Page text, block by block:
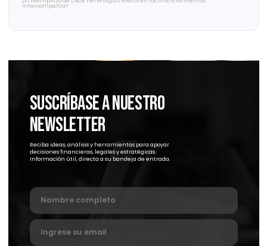
Aranceles de EE. UU. a México: Impacto económico, riesgos y estrategias de
defensa